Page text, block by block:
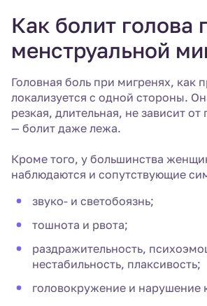
Как болит голова
менструальной
Головная боль при мигренях, как
локализуется с одной стороны.
резкая, длительная, не зависит
— болит даже лежа.
Кроме того, у большинства
наблюдаются и сопутствующие
звуко- и светобоязнь;
тошнота и рвота;
раздражительность,
нестабильность, плаксивость;
головокружение и нарушение